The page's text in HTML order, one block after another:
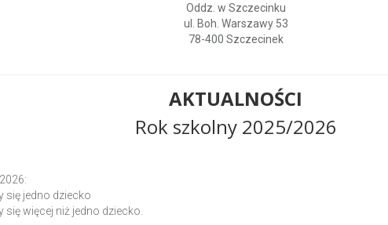
Oddz. w Szczecinku
ul. Boh. Warszawy 53
78-400 Szczecinek
AKTUALNOŚCI
Rok szkolny 2025/2026
się jedno dziecko
więcej niż jedno dziecko.